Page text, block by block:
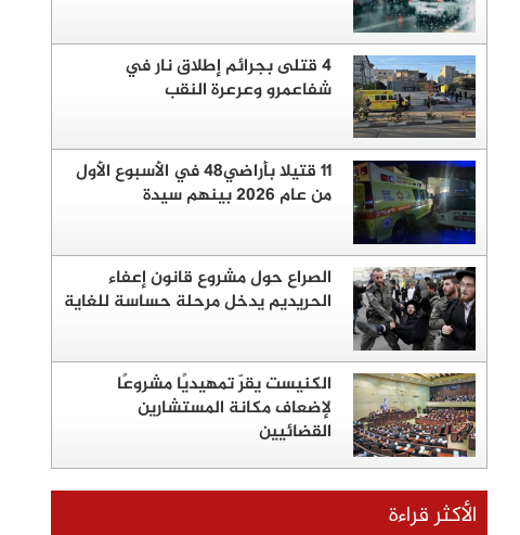
4 قتلى بجرائم إطلاق نار في
شفاعمرو وعرعرة النقب
11 قتيلا بأراضي48 في الأسبوع الأول
من عام 2026 بينهم سيدة
الصراع حول مشروع قانون إعفاء
الحريديم يدخل مرحلة حساسة للغاية
الكنيست يقرّ تمهيديًا مشروعًا
لإضعاف مكانة المستشارين
القضائيين
الأكثر قراءة